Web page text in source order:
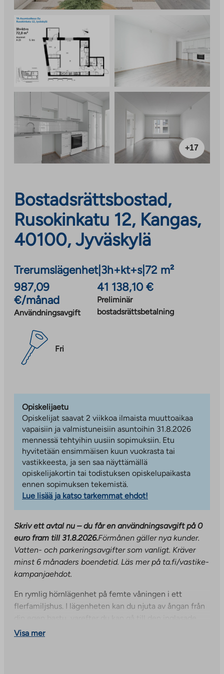
+17
Bostadsrättsbostad,
Rusokinkatu 12, Kangas,
40100, Jyväskylä
Trerumslägenhet| 3h+kt+s| 72 m²
987,09
€/månad
Användningsavgift
41 138,10 €
Preliminär
bostadsrättsbetalning
Fri
Opiskelijaetu
Opiskelijat saavat 2 viikkoa ilmaista muuttoaikaa
vapaisiin ja valmistuneisiin asuntoihin 31.8.2026
mennessä tehtyihin uusiin sopimuksiin. Etu
hyvitetään ensimmäisen kuun vuokrasta tai
vastikkeesta, ja sen saa näyttämällä
opiskelijakortin tai todistuksen opiskelupaikasta
ennen sopimuksen tekemistä.
Lue lisää ja katso tarkemmat ehdot!
Skriv ett avtal nu – du får en användningsavgift på 0
euro fram till 31.8.2026.Förmånen gäller nya kunder.
Vatten- och parkeringsavgifter som vanligt. Kräver
minst 6 månaders boendetid. Läs mer på ta.fi/vastike-
kampanjaehdot.
En rymlig hörnlägenhet på femte våningen i ett
flerfamiljshus. I lägenheten kan du njuta av ångan från
balkongen för att svalka dig. Förutom
Visa mer